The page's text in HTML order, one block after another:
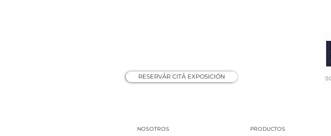
RESERVÅR CITÅ EXPOSICIÓN
NOSOTROS PRODUCTOS